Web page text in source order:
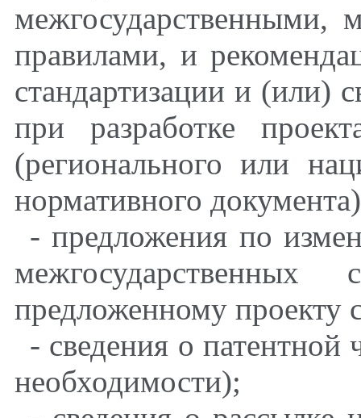
межгосударственными,
правилами, и
стандартизации и (или)
при разработке
(регионального или
нормативного
- предложения по
межгосударственных
предложенному проекту
- сведения о патентной
необходимости);